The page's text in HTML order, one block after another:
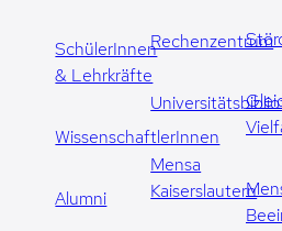
SchülerInnen
& Lehrkräfte
WissenschaftlerInnen
Alumni
Rechenzentrum
Mensa
Kaiserslautern